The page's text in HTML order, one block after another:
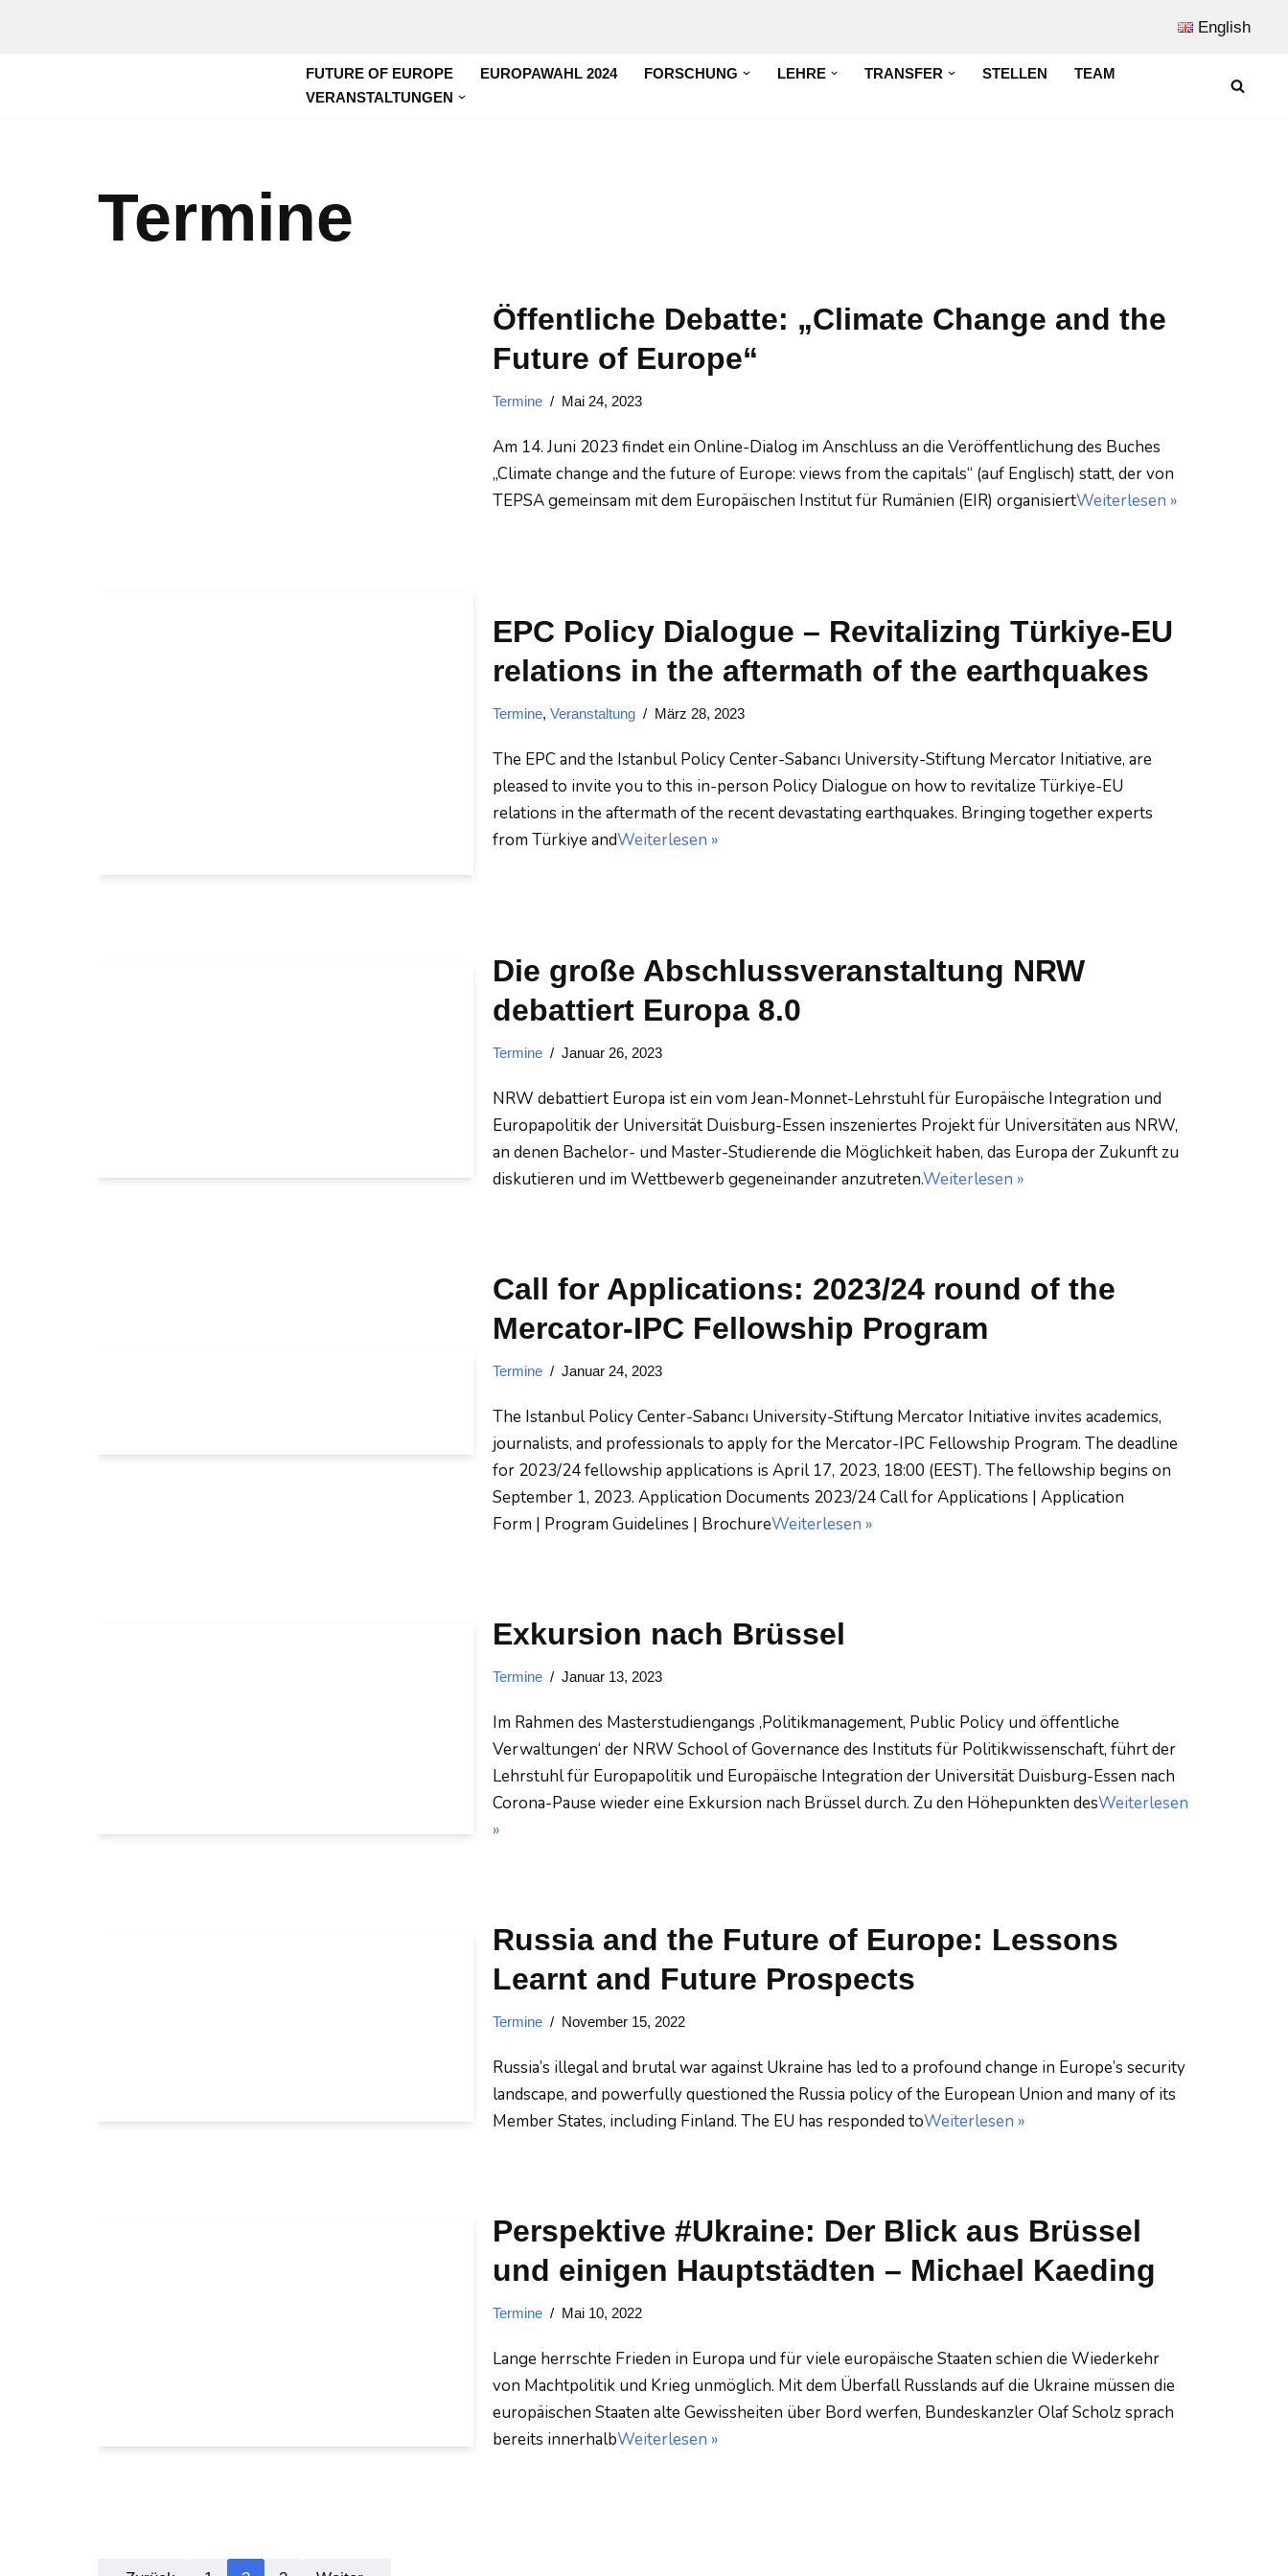
English
FUTURE OF EUROPE EUROPAWAHL 2024 FORSCHUNG LEHRE TRANSFER STELLEN
TEAM
VERANSTALTUNGEN
Termine
Öffentliche Debatte: „Climate Change and the
Future of Europe“
Termine Mai 24, 2023
Am 14. Juni 2023 findet ein Online-Dialog im Anschluss an die Veröffentlichung des Buches
„Climate change and the future of Europe: views from the capitals“ (auf Englisch) statt, der von
TEPSA gemeinsam mit dem Europäischen Institut für Rumänien (EIR) organisiertWeiterlesen »
EPC Policy Dialogue – Revitalizing Türkiye-EU
relations in the aftermath of the earthquakes
Termine, Veranstaltung März 28, 2023
​The EPC and the Istanbul Policy Center-Sabancı University-Stiftung Mercator Initiative, are
pleased to invite you to this in-person Policy Dialogue on how to revitalize Türkiye-EU
relations in the aftermath of the recent devastating earthquakes. Bringing together experts
from Türkiye andWeiterlesen »
Die große Abschlussveranstaltung NRW
debattiert Europa 8.0
Termine Januar 26, 2023
NRW debattiert Europa ist ein vom Jean-Monnet-Lehrstuhl für Europäische Integration und
Europapolitik der Universität Duisburg-Essen inszeniertes Projekt für Universitäten aus NRW,
an denen Bachelor- und Master-Studierende die Möglichkeit haben, das Europa der Zukunft zu
diskutieren und im Wettbewerb gegeneinander anzutreten.Weiterlesen »
Call for Applications: 2023/24 round of the
Mercator-IPC Fellowship Program
Termine Januar 24, 2023
The Istanbul Policy Center-Sabancı University-Stiftung Mercator Initiative invites academics,
journalists, and professionals to apply for the Mercator-IPC Fellowship Program. The deadline
for 2023/24 fellowship applications is April 17, 2023, 18:00 (EEST). The fellowship begins on
September 1, 2023. Application Documents 2023/24 Call for Applications | Application
Form | Program Guidelines | BrochureWeiterlesen »
Exkursion nach Brüssel
Termine Januar 13, 2023
Im Rahmen des Masterstudiengangs ‚Politikmanagement, Public Policy und öffentliche
Verwaltungen‘ der NRW School of Governance des Instituts für Politikwissenschaft, führt der
Lehrstuhl für Europapolitik und Europäische Integration der Universität Duisburg-Essen nach
Corona-Pause wieder eine Exkursion nach Brüssel durch. Zu den Höhepunkten desWeiterlesen
»
Russia and the Future of Europe: Lessons
Learnt and Future Prospects
Termine November 15, 2022
Russia’s illegal and brutal war against Ukraine has led to a profound change in Europe’s security
landscape, and powerfully questioned the Russia policy of the European Union and many of its
Member States, including Finland. The EU has responded toWeiterlesen »
Perspektive #Ukraine: Der Blick aus Brüssel
und einigen Hauptstädten – Michael Kaeding
Termine Mai 10, 2022
Lange herrschte Frieden in Europa und für viele europäische Staaten schien die Wiederkehr
von Machtpolitik und Krieg unmöglich. Mit dem Überfall Russlands auf die Ukraine müssen die
europäischen Staaten alte Gewissheiten über Bord werfen, Bundeskanzler Olaf Scholz sprach
bereits innerhalbWeiterlesen »